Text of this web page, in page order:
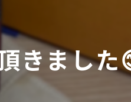
きました